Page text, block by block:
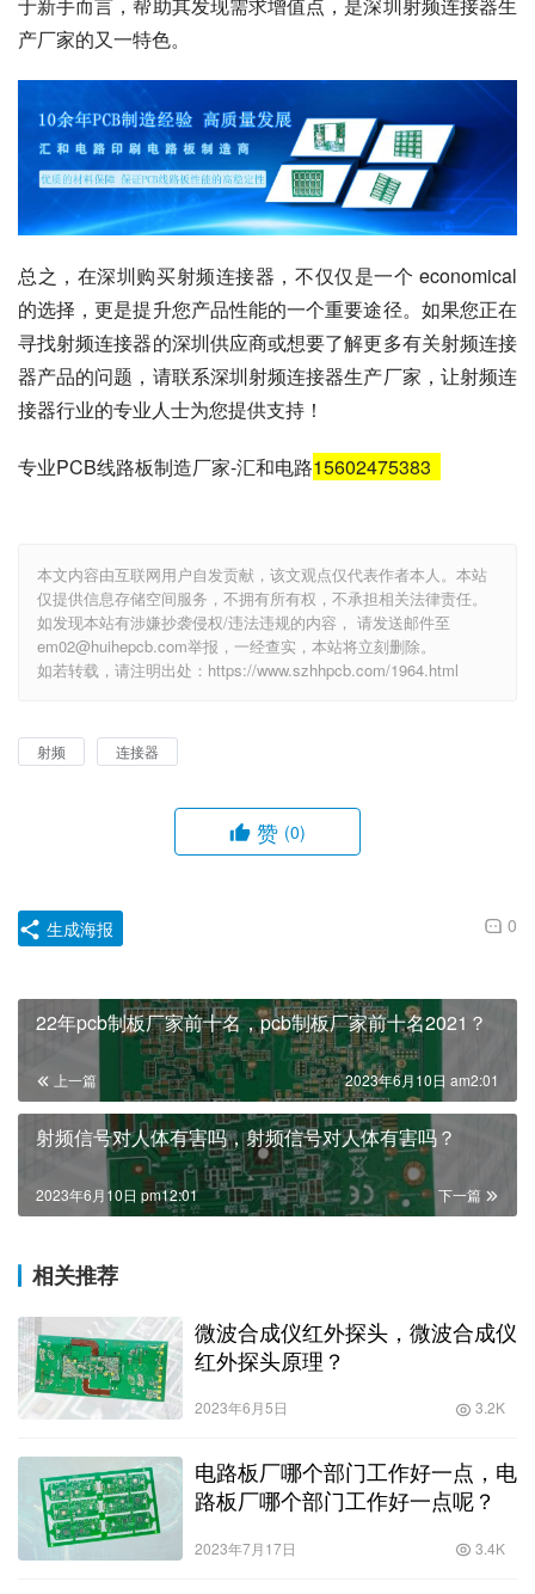
产厂家的又一特色。
总之，在深圳购买射频连接器，不仅仅是一个 economical
的选择，更是提升您产品性能的一个重要途径。如果您正在
寻找射频连接器的深圳供应商或想要了解更多有关射频连接
器产品的问题，请联系深圳射频连接器生产厂家，让射频连
接器行业的专业人士为您提供支持！
专业PCB线路板制造厂家-汇和电路15602475383
本文内容由互联网用户自发贡献，该文观点仅代表作者本人。本站
仅提供信息存储空间服务，不拥有所有权，不承担相关法律责任。
如发现本站有涉嫌抄袭侵权/违法违规的内容， 请发送邮件至
em02@huihepcb.com举报，一经查实，本站将立刻删除。
如若转载，请注明出处：https://www.szhhpcb.com/1964.html
射频 连接器
赞 (0)
0
生成海报
22年pcb制板厂家前十名，pcb制板厂家前十名2021？
上一篇 2023年6月10日 am2:01
射频信号对人体有害吗，射频信号对人体有害吗？
下一篇
2023年6月10日 pm12:01
相关推荐
微波合成仪红外探头，微波合成仪
红外探头原理？
2023年6月5日 3.2K
电路板厂哪个部门工作好一点，电
路板厂哪个部门工作好一点呢？
2023年7月17日 3.4K